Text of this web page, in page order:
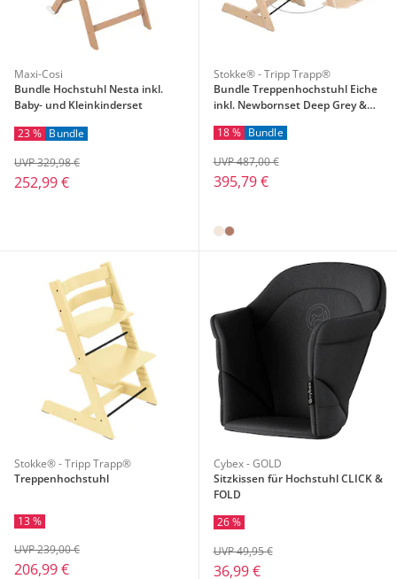
Maxi-Cosi
Bundle Hochstuhl Nesta inkl.
Baby- und Kleinkinderset
23 % Bundle
252,99 €
UVP 329,98 €
Stokke® - Tripp Trapp®
Bundle Treppenhochstuhl Eiche
inkl. Newbornset Deep Grey &
18 % Bundle
395,79 €
UVP 487,00 €
Stokke® - Tripp Trapp®
Treppenhochstuhl
13 %
206,99 €
UVP 239,00 €
Cybex - GOLD
Sitzkissen für Hochstuhl CLICK &
FOLD
26 %
36,99 €
UVP 49,95 €